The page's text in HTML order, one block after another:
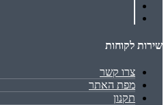
שירות לקוחות
צרו קשר
מפת האתר
תקנון